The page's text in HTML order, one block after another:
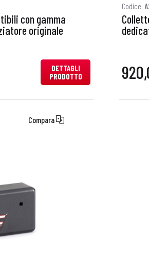
con gamma
originale
DETTAGLI
PRODOTTO
Codice:
Compara